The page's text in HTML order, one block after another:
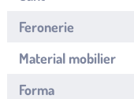
Feronerie
Material mobilier
Forma